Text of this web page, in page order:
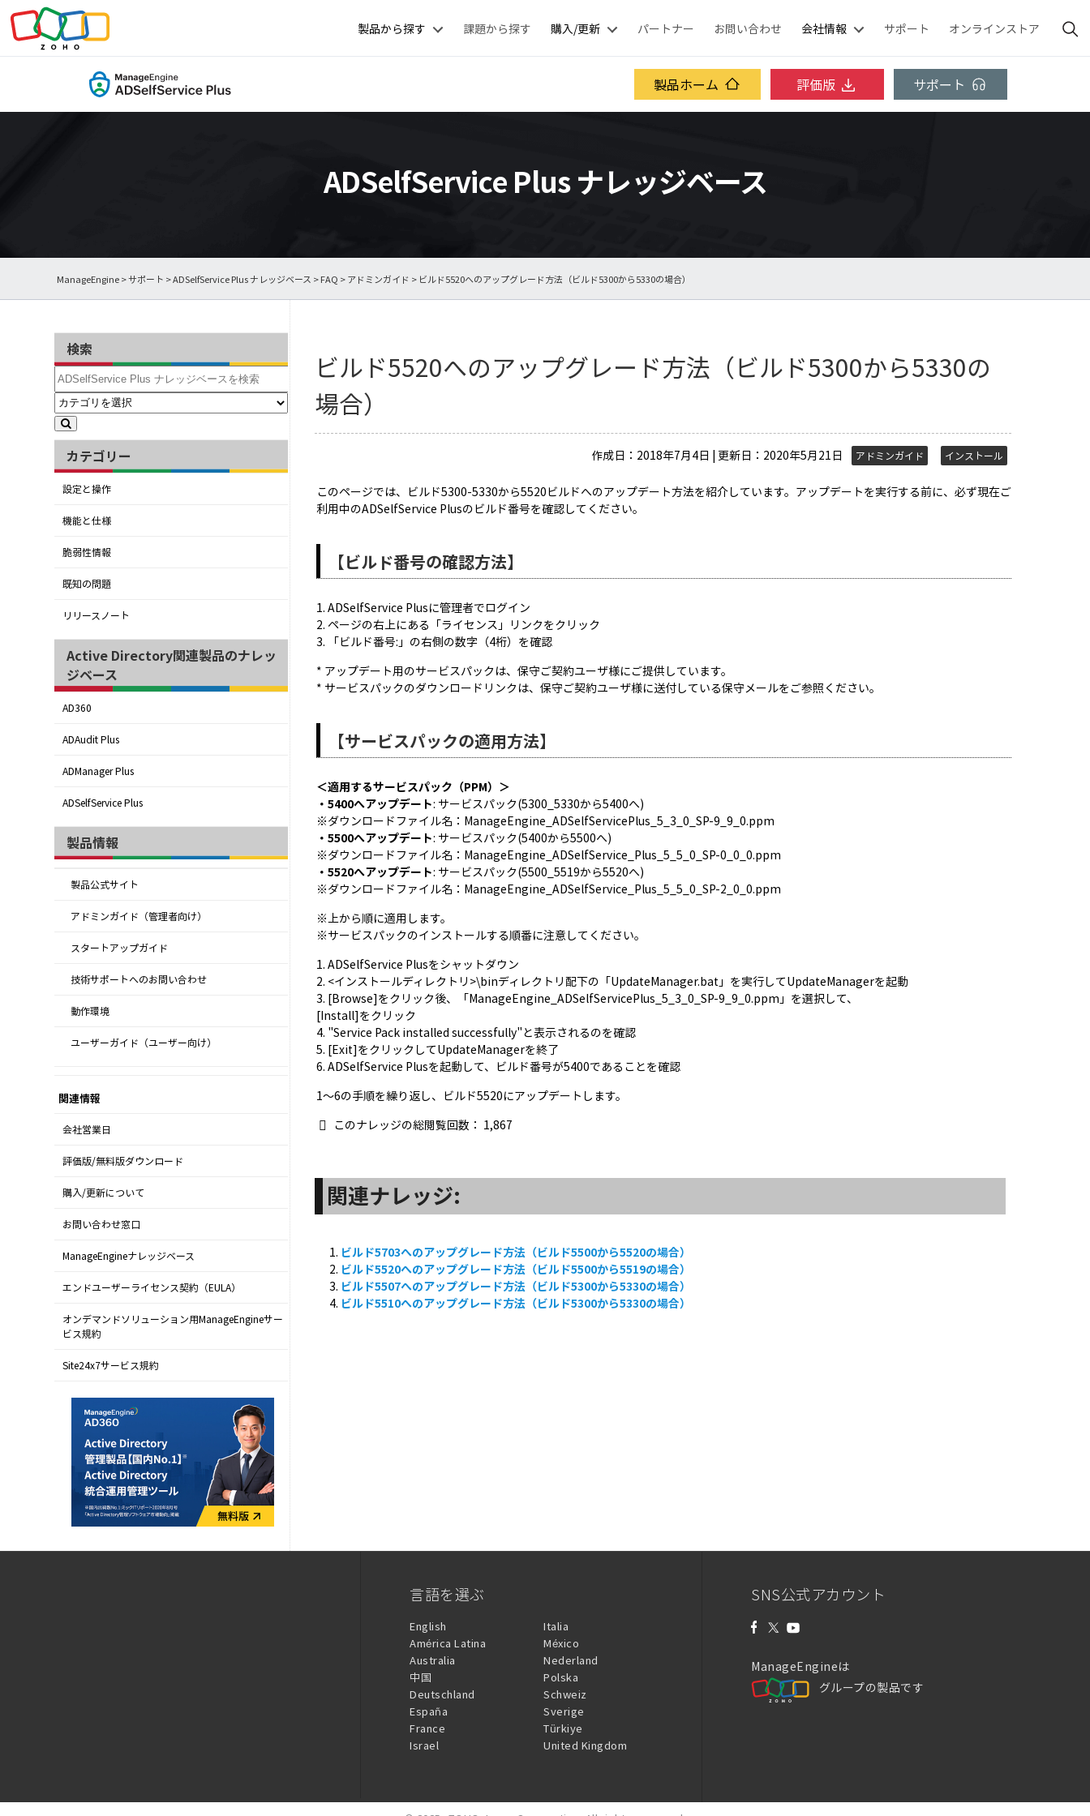
製品から探す 課題から探す 購入/更新 パートナー お問い合わせ 会社情報 サポート オンラインストア
製品ホーム 評価版 サポート
ADSelfService Plus ナレッジベース
ManageEngine>サポート >ADSelfService Plus ナレッジベース >FAQ >アドミンガイド > ビルド5520へのアップグレード方法（ビルド5300から5330の場合）
検索
カテゴリー
設定と操作
機能と仕様
脆弱性情報
既知の問題
リリースノート
Active Directory関連製品のナレッ
ジベース
AD360
ADAudit Plus
ADManager Plus
ADSelfService Plus
製品情報
製品公式サイト
アドミンガイド（管理者向け）
スタートアップガイド
技術サポートへのお問い合わせ
動作環境
ユーザーガイド（ユーザー向け）
関連情報
会社営業日
評価版/無料版ダウンロード
購入/更新について
お問い合わせ窓口
ManageEngineナレッジベース
エンドユーザーライセンス契約（EULA）
オンデマンドソリューション用ManageEngineサー
ビス規約
Site24x7サービス規約
ビルド5520へのアップグレード方法（ビルド5300から5330の
場合）
作成日：2018年7月4日 | 更新日：2020年5月21日 アドミンガイド インストール
このページでは、ビルド5300-5330から5520ビルドへのアップデート方法を紹介しています。アップデートを実行する前に、必ず現在ご
利用中のADSelfService Plusのビルド番号を確認してください。
【ビルド番号の確認方法】
1. ADSelfService Plusに管理者でログイン
2. ページの右上にある「ライセンス」リンクをクリック
3. 「ビルド番号:」の右側の数字（4桁）を確認
* アップデート用のサービスパックは、保守ご契約ユーザ様にご提供しています。
* サービスパックのダウンロードリンクは、保守ご契約ユーザ様に送付している保守メールをご参照ください。
【サービスパックの適用方法】
＜適用するサービスパック（PPM）＞
・5400へアップデート: サービスパック(5300_5330から5400へ)
※ダウンロードファイル名：ManageEngine_ADSelfServicePlus_5_3_0_SP-9_9_0.ppm
・5500へアップデート: サービスパック(5400から5500へ)
※ダウンロードファイル名：ManageEngine_ADSelfService_Plus_5_5_0_SP-0_0_0.ppm
・5520へアップデート: サービスパック(5500_5519から5520へ)
※ダウンロードファイル名：ManageEngine_ADSelfService_Plus_5_5_0_SP-2_0_0.ppm
※上から順に適用します。
※サービスパックのインストールする順番に注意してください。
1. ADSelfService Plusをシャットダウン
2. <インストールディレクトリ>\binディレクトリ配下の「UpdateManager.bat」を実行してUpdateManagerを起動
3. [Browse]をクリック後、「ManageEngine_ADSelfServicePlus_5_3_0_SP-9_9_0.ppm」を選択して、
[Install]をクリック
4. "Service Pack installed successfully"と表示されるのを確認
5. [Exit]をクリックしてUpdateManagerを終了
6. ADSelfService Plusを起動して、ビルド番号が5400であることを確認
1～6の手順を繰り返し、ビルド5520にアップデートします。
このナレッジの総閲覧回数： 1,867
関連ナレッジ:
ビルド5703へのアップグレード方法（ビルド5500から5520の場合）
ビルド5520へのアップグレード方法（ビルド5500から5519の場合）
ビルド5507へのアップグレード方法（ビルド5300から5330の場合）
ビルド5510へのアップグレード方法（ビルド5300から5330の場合）
言語を選ぶ
English
América Latina
Australia
中国
Deutschland
España
France
Israel
Italia
México
Nederland
Polska
Schweiz
Sverige
Türkiye
United Kingdom
SNS公式アカウント
ManageEngineは
グループの製品です